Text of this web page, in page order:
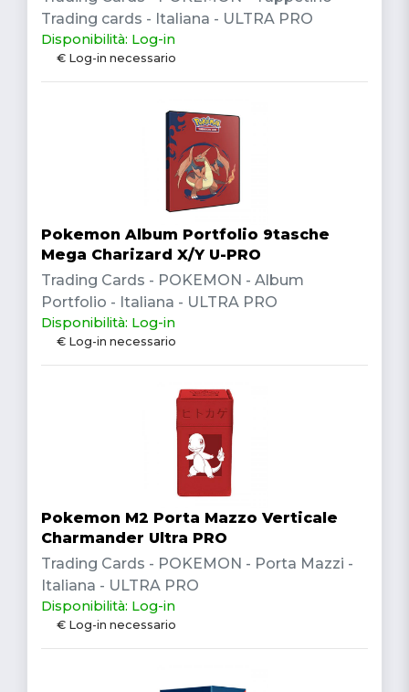
Trading cards - Italiana - ULTRA PRO
Disponibilità: Log-in
€ Log-in necessario
Pokemon Album Portfolio 9tasche
Mega Charizard X/Y U-PRO
Trading Cards - POKEMON - Album
Portfolio - Italiana - ULTRA PRO
Disponibilità: Log-in
€ Log-in necessario
Pokemon M2 Porta Mazzo Verticale
Charmander Ultra PRO
Trading Cards - POKEMON - Porta Mazzi -
Italiana - ULTRA PRO
Disponibilità: Log-in
€ Log-in necessario